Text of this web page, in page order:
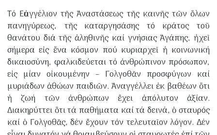
​Τό Εὐαγγέλιον τῆς Ἀναστάσεως τῆς καινῆς τῶν ὅλων
πανηγύρεως, τῆς καταργησάσης τό κράτος τοῦ
θανάτου διά τῆς ἀληθινῆς καί γνήσιας Ἀγάπης, ἠχεῖ
σήμερα εἰς ἕνα κόσμον πού κυριαρχεῖ ἡ κοινωνική
δικαιοσύνη, φαλκιδεύεται τό ἀνθρώπινον πρόσωπον,
εἰς μίαν οἰκουμένην – Γολγοθᾶν προσφύγων καί
μυριάδων ἀθώων παιδιῶν. Ἀναγγέλλει ἐκ βαθέων ὅτι
ἡ ζωή τῶν ἀνθρώπων ἔχει ἀπόλυτον ἀξίαν.
Διακηρύττει ὅτι τά παθήματα καί τά δεινά, ὁ σταυρός
καί ὁ Γολγοθᾶς, δέν ἔχουν τόν τελευταῖον λόγον. Δέν